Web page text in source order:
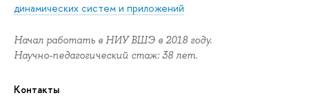
динамических систем и приложений
Начал работать в НИУ ВШЭ в 2018 году.
Научно-педагогический стаж: 38 лет.
Контакты